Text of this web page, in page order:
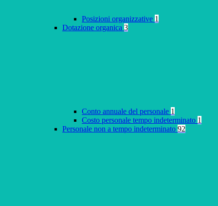
Posizioni organizzative 1
Dotazione organica 3
Conto annuale del personale 1
Costo personale tempo indeterminato 1
Personale non a tempo indeterminato 92